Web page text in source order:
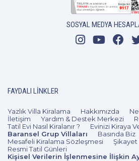
2+1 4 Kişi
SOSYAL MEDYA
FAYDALI LINKLER
Yazlık Villa Kiralama Hakkımızda
İletişim
Yardım & Destek Merkezi
Tatil Evi Nasıl Kiralanır ?
Evinizi Kiraya
Baransel Grup Villaları
Basında Biz
Mesafeli Kiralama Sözleşmesi
Resmi Tatil Günleri
Kişisel Verilerin İşlenmesine İlişkin